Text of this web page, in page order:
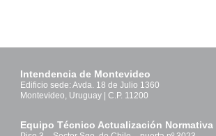
Intendencia de Montevideo
Edificio sede: Avda. 18 de Julio 1360
Montevideo, Uruguay | C.P. 11200
Equipo Técnico Actualización Normativa